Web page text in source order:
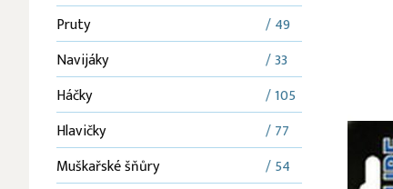
Pruty
/ 49
Navijáky
/ 33
Háčky
/ 105
Hlavičky
/ 77
Muškařské šňůry
/ 54